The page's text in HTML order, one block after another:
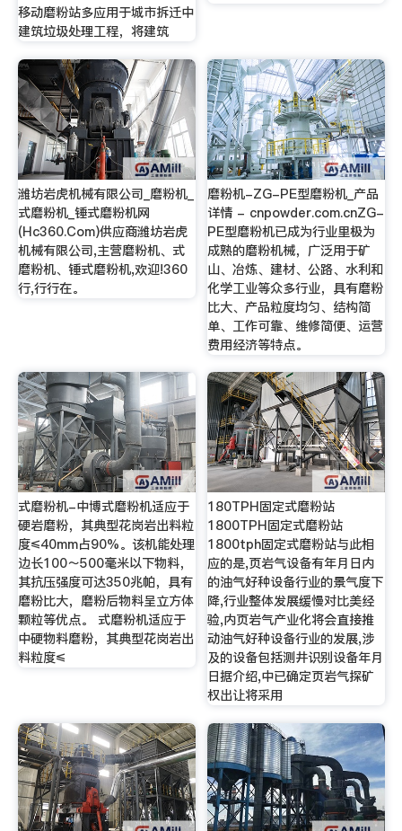
移动磨粉站多应用于城市拆迁中
建筑垃圾处理工程，将建筑
潍坊岩虎机械有限公司_磨粉机_
式磨粉机_锤式磨粉机网
(Hc360.Com)供应商潍坊岩虎
机械有限公司,主营磨粉机、式
磨粉机、锤式磨粉机,欢迎!360
行,行行在。
磨粉机-ZG-PE型磨粉机_产品
详情 - cnpowder.com.cnZG-
PE型磨粉机已成为行业里极为
成熟的磨粉机械，广泛用于矿
山、冶炼、建材、公路、水利和
化学工业等众多行业，具有磨粉
比大、产品粒度均匀、结构简
单、工作可靠、维修简便、运营
费用经济等特点。
式磨粉机-中博式磨粉机适应于
硬岩磨粉，其典型花岗岩出料粒
度≤40mm占90%。该机能处理
边长100～500毫米以下物料，
其抗压强度可达350兆帕，具有
磨粉比大，磨粉后物料呈立方体
颗粒等优点。 式磨粉机适应于
中硬物料磨粉，其典型花岗岩出
料粒度≤
180TPH固定式磨粉站
1800TPH固定式磨粉站
1800tph固定式磨粉站与此相
应的是,页岩气设备有年月日内
的油气好种设备行业的景气度下
降,行业整体发展缓慢对比美经
验,内页岩气产业化将会直接推
动油气好种设备行业的发展,涉
及的设备包括测井识别设备年月
日据介绍,中已确定页岩气探矿
权出让将采用